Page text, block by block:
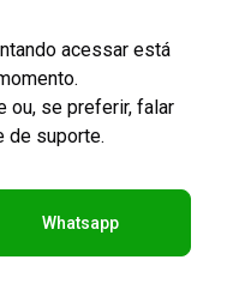
acessar está
ou, se preferir, falar
de suporte.
Whatsapp